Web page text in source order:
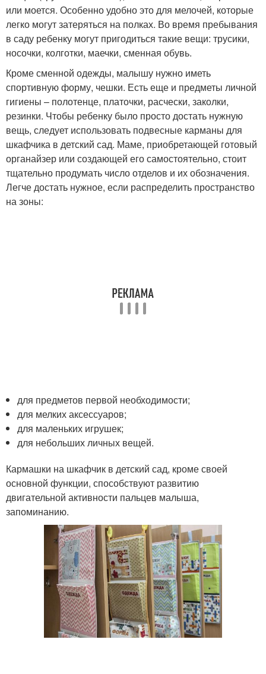
или моется. Особенно удобно это для мелочей, которые
легко могут затеряться на полках. Во время пребывания
в саду ребенку могут пригодиться такие вещи: трусики,
носочки, колготки, маечки, сменная обувь.
Кроме сменной одежды, малышу нужно иметь
спортивную форму, чешки. Есть еще и предметы личной
гигиены – полотенце, платочки, расчески, заколки,
резинки. Чтобы ребенку было просто достать нужную
вещь, следует использовать подвесные карманы для
шкафчика в детский сад. Маме, приобретающей готовый
органайзер или создающей его самостоятельно, стоит
тщательно продумать число отделов и их обозначения.
Легче достать нужное, если распределить пространство
на зоны:
для предметов первой необходимости;
для мелких аксессуаров;
для маленьких игрушек;
для небольших личных вещей.
Кармашки на шкафчик в детский сад, кроме своей
основной функции, способствуют развитию
двигательной активности пальцев малыша,
запоминанию.